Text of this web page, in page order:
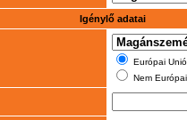
Igénylő adatai
Európai
Nem